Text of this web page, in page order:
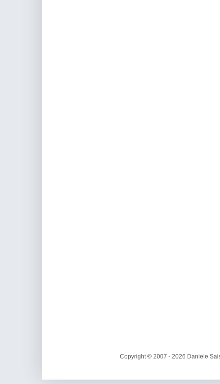
Copyright © 2007 - 2026 Daniele